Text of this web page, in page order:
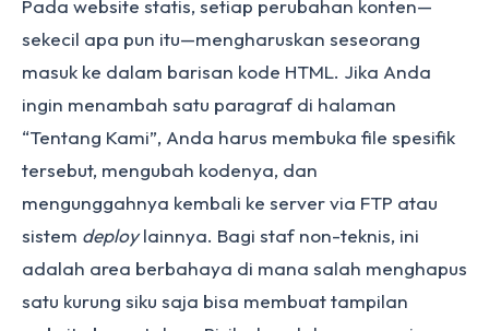
Pada website statis, setiap perubahan konten—
sekecil apa pun itu—mengharuskan seseorang
masuk ke dalam barisan kode HTML. Jika Anda
ingin menambah satu paragraf di halaman
“Tentang Kami”, Anda harus membuka file spesifik
tersebut, mengubah kodenya, dan
mengunggahnya kembali ke server via FTP atau
sistem deploylainnya. Bagi staf non-teknis, ini
adalah area berbahaya di mana salah menghapus
satu kurung siku saja bisa membuat tampilan